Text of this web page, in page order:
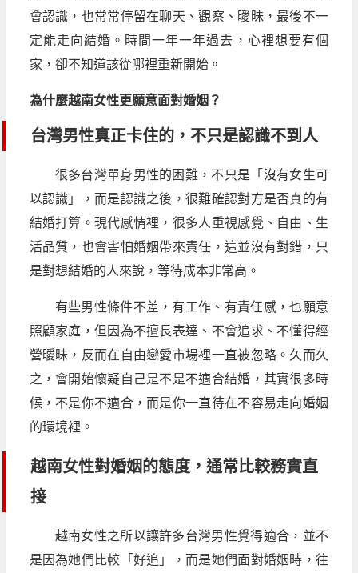
會認識，也常常停留在聊天、觀察、曖昧，最後不一
定能走向結婚。時間一年一年過去，心裡想要有個
家，卻不知道該從哪裡重新開始。
為什麼越南女性更願意面對婚姻？
台灣男性真正卡住的，不只是認識不到人
很多台灣單身男性的困難，不只是「沒有女生可
以認識」，而是認識之後，很難確認對方是否真的有
結婚打算。現代感情裡，很多人重視感覺、自由、生
活品質，也會害怕婚姻帶來責任，這並沒有對錯，只
是對想結婚的人來說，等待成本非常高。
有些男性條件不差，有工作、有責任感，也願意
照顧家庭，但因為不擅長表達、不會追求、不懂得經
營曖昧，反而在自由戀愛市場裡一直被忽略。久而久
之，會開始懷疑自己是不是不適合結婚，其實很多時
候，不是你不適合，而是你一直待在不容易走向婚姻
的環境裡。
越南女性對婚姻的態度，通常比較務實直
接
越南女性之所以讓許多台灣男性覺得適合，並不
是因為她們比較「好追」，而是她們面對婚姻時，往